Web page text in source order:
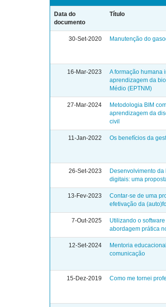
Data do
documento
Título
30-Set-2020 Manutenção do
16-Mar-2023
A formação humana
aprendizagem da
Médio (EPTNM)
27-Mar-2024
Metodologia BIM
aprendizagem da
civil
11-Jan-2022 Os benefícios da
26-Set-2023
Desenvolvimento
digitais: uma
13-Fev-2023
Contar-se de uma
efetivação da
7-Out-2025
Utilizando o
abordagem prática
12-Set-2024
Mentoria
comunicação
15-Dez-2019 Como me tornei